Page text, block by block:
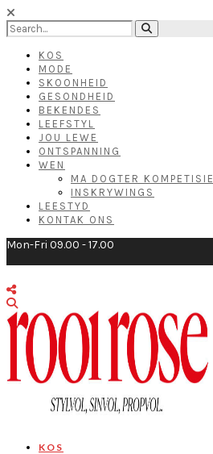
KOS
MODE
SKOONHEID
GESONDHEID
BEKENDES
LEEFSTYL
JOU LEWE
ONTSPANNING
WEN
MA DOGTER KOMPETISIE
INSKRYWINGS
LEESTYD
KONTAK ONS
Mon-Fri 09.00 - 17.00
KOS